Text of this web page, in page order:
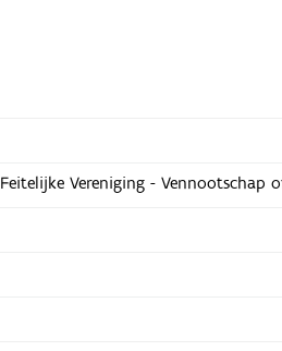
Feitelijke Vereniging - Vennootschap